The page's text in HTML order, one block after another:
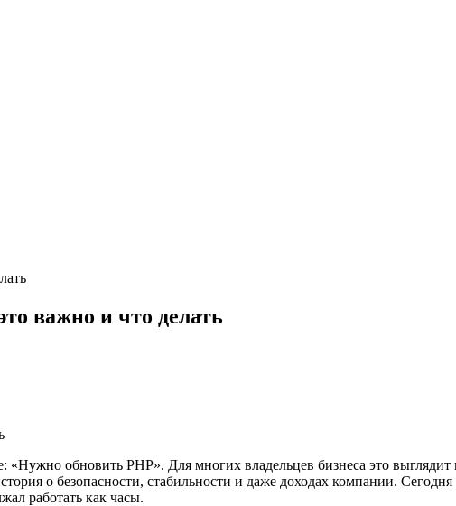
важно и что делать
обновить PHP». Для многих владельцев бизнеса это
о безопасности, стабильности и даже доходах компании.
работать как часы.